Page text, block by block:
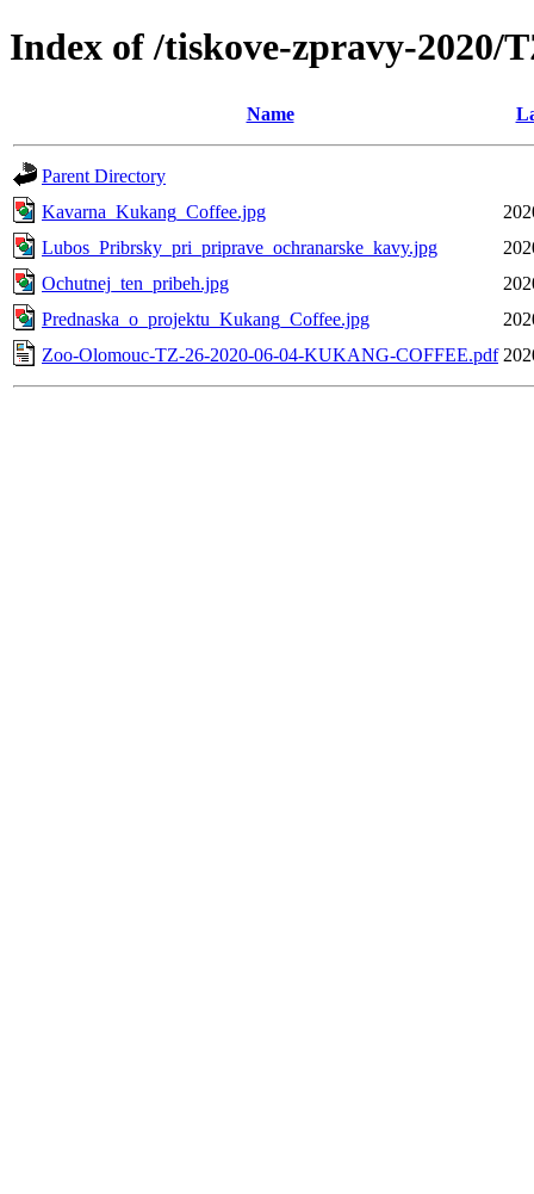
Index of /tiskove-zpravy-2020/
Name
Parent Directory
Kavarna_Kukang_Coffee.jpg
Lubos_Pribrsky_pri_priprave_ochranarske_kavy.jpg
Ochutnej_ten_pribeh.jpg
Prednaska_o_projektu_Kukang_Coffee.jpg
Zoo-Olomouc-TZ-26-2020-06-04-KUKANG-COFFEE.pdf